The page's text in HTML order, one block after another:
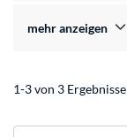
mehr anzeigen
1-3 von 3 Ergebnisse